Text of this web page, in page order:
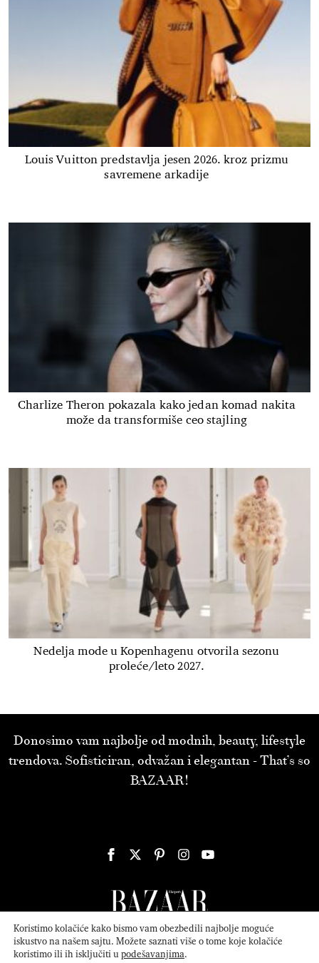
Louis Vuitton predstavlja jesen 2026. kroz prizmu
savremene arkadije
Charlize Theron pokazala kako jedan komad nakita
može da transformiše ceo stajling
Nedelja mode u Kopenhagenu otvorila sezonu
proleće/leto 2027.
Donosimo vam najbolje od modnih, beauty, lifestyle
trendova. Sofisticiran, odvažan i elegantan - That’s so
BAZAAR!
© 2026ATTICA MEDIASerbia, Inc. All Rights Reserved.
Koristimo kolačiće kako bismo vam obezbedili najbolje moguće
iskustvo na našem sajtu. Možete saznati više o tome koje kolačiće
koristimo ili ih isključiti upodešavanjima.